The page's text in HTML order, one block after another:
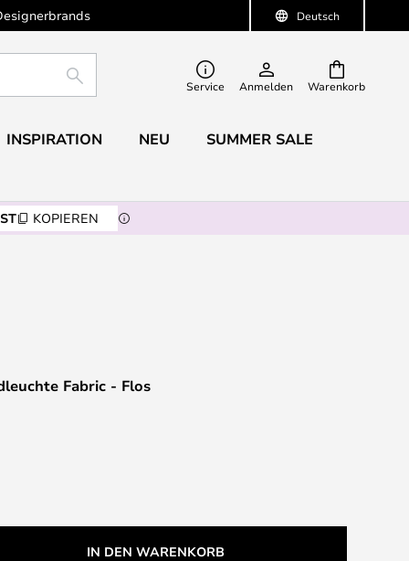
Deutsch
Warenkorb
SUCHE Service Anmelden
INSPIRATION NEU SUMMER SALE
KOPIEREN
Fabric - Flos
IN DEN WARENKORB